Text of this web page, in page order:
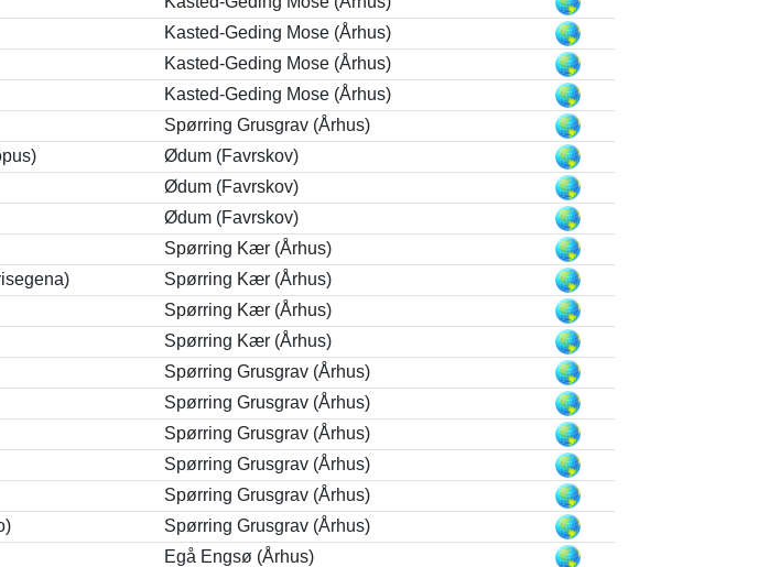
Kasted-Geding Mose (Århus)
Kasted-Geding Mose (Århus)
Kasted-Geding Mose (Århus)
Spørring Grusgrav (Århus)
Ødum (Favrskov)
Ødum (Favrskov)
Ødum (Favrskov)
Spørring Kær (Århus)
Spørring Kær (Århus)
Spørring Kær (Århus)
Spørring Kær (Århus)
Spørring Grusgrav (Århus)
Spørring Grusgrav (Århus)
Spørring Grusgrav (Århus)
Spørring Grusgrav (Århus)
Spørring Grusgrav (Århus)
Spørring Grusgrav (Århus)
Egå Engsø (Århus)